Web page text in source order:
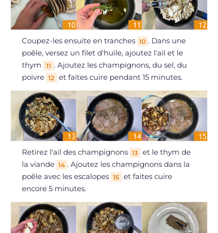
Coupez-les ensuite en tranches 10 . Dans une
poêle, versez un filet d'huile, ajoutez l'ail et le
thym
11 . Ajoutez les champignons, du sel, du
poivre 12 et faites cuire pendant 15 minutes.
Retirez l'ail des champignons 13
et le thym de
la viande 14 . Ajoutez les champignons dans la
poêle avec les escalopes 15 et faites cuire
encore 5 minutes.